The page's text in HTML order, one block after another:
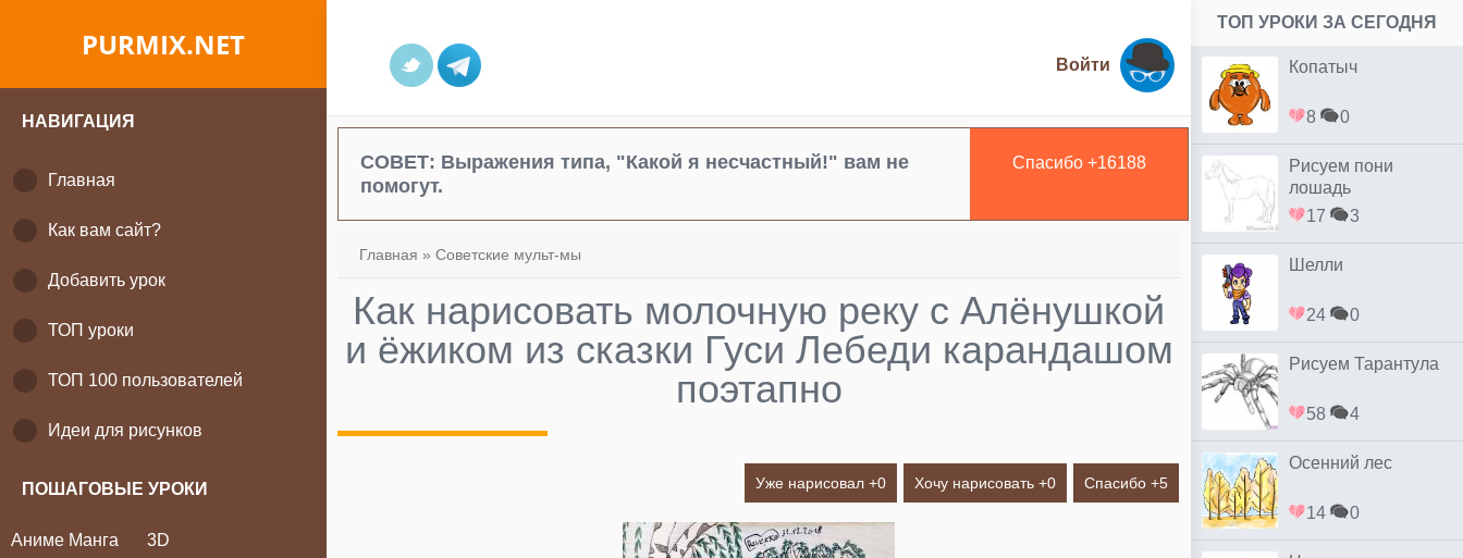
PURMIX.NET
НАВИГАЦИЯ
Главная
Как вам сайт?
Добавить урок
ТОП уроки
ТОП 100 пользователей
Идеи для рисунков
ПОШАГОВЫЕ УРОКИ
Аниме Манга
3D
Войти
СОВЕТ: Выражения типа, "Какой я несчастный!" вам не
помогут.
Спасибо +16188
Главная » Советские мульт-мы
Как нарисовать молочную реку с Алёнушкой
и ёжиком из сказки Гуси Лебеди карандашом
поэтапно
Уже нарисовал +0 Хочу нарисовать +0 Спасибо +5
ТОП УРОКИ ЗА СЕГОДНЯ
Копатыч
8 0
Рисуем пони
лошадь
17
3
Шелли
24 0
Рисуем Тарантула
58 4
Осенний лес
14 0